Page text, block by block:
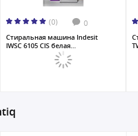
(0) 0
Стиральная машина Indesit
IWSC 6105 CIS белая...